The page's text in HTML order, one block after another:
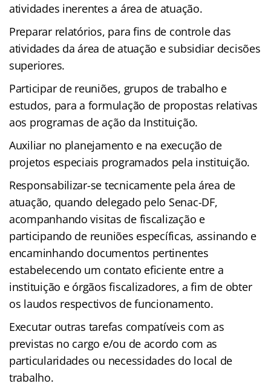
atividades inerentes a área de atuação.
Preparar relatórios, para fins de controle das
atividades da área de atuação e subsidiar decisões
superiores.
Participar de reuniões, grupos de trabalho e
estudos, para a formulação de propostas relativas
aos programas de ação da Instituição.
Auxiliar no planejamento e na execução de
projetos especiais programados pela instituição.
Responsabilizar-se tecnicamente pela área de
atuação, quando delegado pelo Senac-DF,
acompanhando visitas de fiscalização e
participando de reuniões específicas, assinando e
encaminhando documentos pertinentes
estabelecendo um contato eficiente entre a
instituição e órgãos fiscalizadores, a fim de obter
os laudos respectivos de funcionamento.
Executar outras tarefas compatíveis com as
previstas no cargo e/ou de acordo com as
particularidades ou necessidades do local de
trabalho.